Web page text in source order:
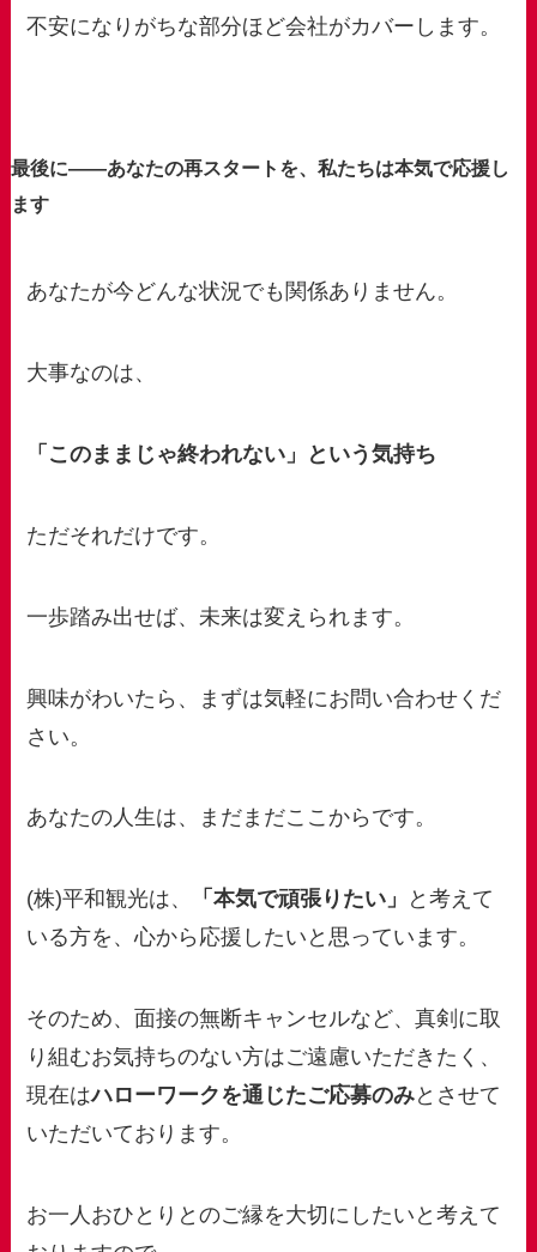
不安になりがちな部分ほど会社がカバーします。
最後に——あなたの再スタートを、私たちは本気で応援し
ます
あなたが今どんな状況でも関係ありません。
大事なのは、
「このままじゃ終われない」という気持ち
ただそれだけです。
一歩踏み出せば、未来は変えられます。
興味がわいたら、まずは気軽にお問い合わせくだ
さい。
あなたの人生は、まだまだここからです。
(株)平和観光は、 「本気で頑張りたい」
と考えて
いる方を、心から応援したいと思っています。
そのため、面接の無断キャンセルなど、真剣に取
り組むお気持ちのない方はご遠慮いただきたく、
現在はハローワークを通じたご応募のみとさせて
いただいております。
お一人おひとりとのご縁を大切にしたいと考えて